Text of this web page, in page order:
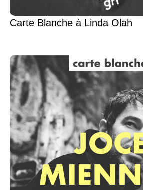
Carte Blanche à Linda Olah